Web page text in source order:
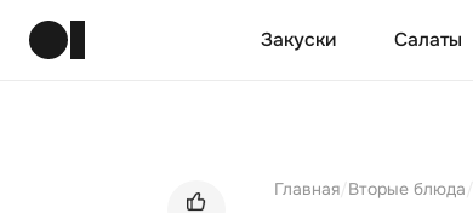
Закуски Салаты
Главная Вторые блюда